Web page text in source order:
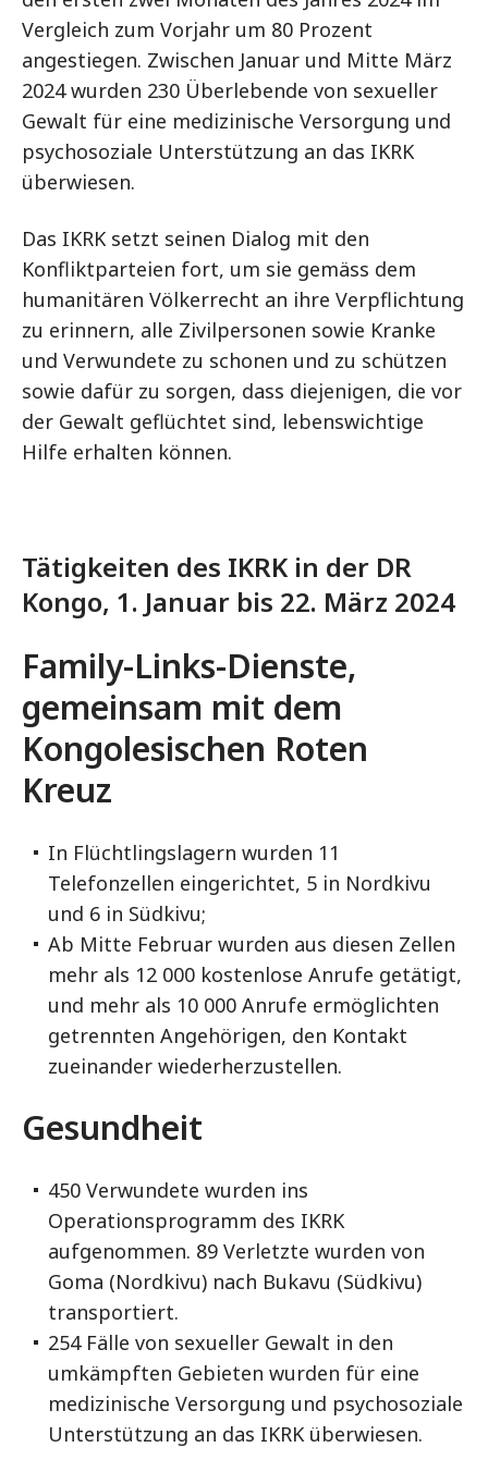
Vergleich zum Vorjahr um 80 Prozent
angestiegen. Zwischen Januar und Mitte März
2024 wurden 230 Überlebende von sexueller
Gewalt für eine medizinische Versorgung und
psychosoziale Unterstützung an das IKRK
überwiesen.
Das IKRK setzt seinen Dialog mit den
Konfliktparteien fort, um sie gemäss dem
humanitären Völkerrecht an ihre Verpflichtung
zu erinnern, alle Zivilpersonen sowie Kranke
und Verwundete zu schonen und zu schützen
sowie dafür zu sorgen, dass diejenigen, die vor
der Gewalt geflüchtet sind, lebenswichtige
Hilfe erhalten können.
Tätigkeiten des IKRK in der DR
Kongo, 1. Januar bis 22. März 2024
Family-Links-Dienste,
gemeinsam mit dem
Kongolesischen Roten
Kreuz
In Flüchtlingslagern wurden 11
Telefonzellen eingerichtet, 5 in Nordkivu
und 6 in Südkivu;
Ab Mitte Februar wurden aus diesen Zellen
mehr als 12 000 kostenlose Anrufe getätigt,
und mehr als 10 000 Anrufe ermöglichten
getrennten Angehörigen, den Kontakt
zueinander wiederherzustellen.
Gesundheit
450 Verwundete wurden ins
Operationsprogramm des IKRK
aufgenommen. 89 Verletzte wurden von
Goma (Nordkivu) nach Bukavu (Südkivu)
transportiert.
254 Fälle von sexueller Gewalt in den
umkämpften Gebieten wurden für eine
medizinische Versorgung und psychosoziale
Unterstützung an das IKRK überwiesen.